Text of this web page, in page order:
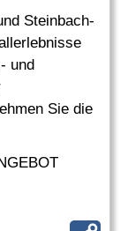
Steinbach-
und
Sie die